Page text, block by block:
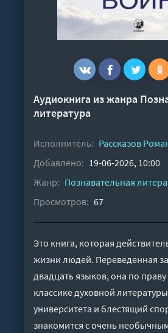
Аудиокнига из жанра
литература
Исполнитель: Рассказов
Добавлено: 19-06-2026, 10:00
Жанр: Познавательная
Просмотров: 67
Это книга, которая
жизни людей. Переведенная
двадцать языков, она по
классике духовной
университета и блестящий
знакомится с очень